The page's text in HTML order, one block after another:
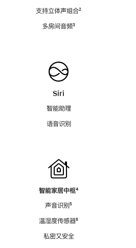
支持立体声组合脚
²
多房间音频脚
³
Siri
智能助理
语音识别
智能家居中枢脚
⁴
声音识别脚
⁵
温湿度传感器脚
⁶
私密又安全